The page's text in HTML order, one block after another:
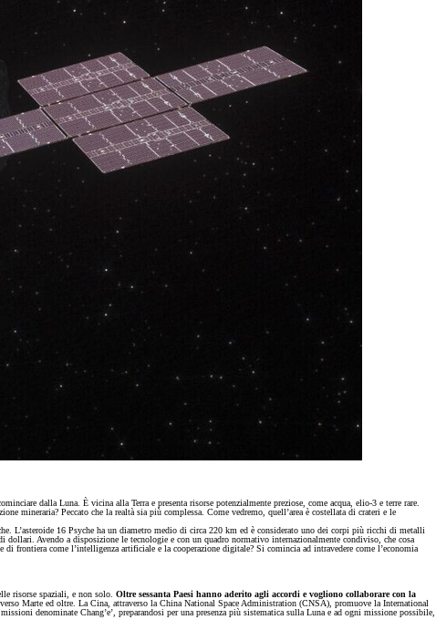
dalla Luna. È vicina alla Terra e presenta risorse potenzialmente preziose, come acqua, elio-3 e terre rare.
mineraria? Peccato che la realtà sia più complessa. Come vedremo, quell’area è costellata di crateri e le
16 Psyche ha un diametro medio di circa 220 km ed è considerato uno dei corpi più ricchi di metalli
Avendo a disposizione le tecnologie e con un quadro normativo internazionalmente condiviso, che cosa
frontiera come l’intelligenza artificiale e la cooperazione digitale? Si comincia ad intravedere come l’economia
risorse spaziali, e non solo. Oltre sessanta Paesi hanno aderito agli accordi e vogliono collaborare con la
Marte ed oltre. La Cina, attraverso la China National Space Administration (CNSA), promuove la International
denominate Chang’e’, preparandosi per una presenza più sistematica sulla Luna e ad ogni missione possibile,